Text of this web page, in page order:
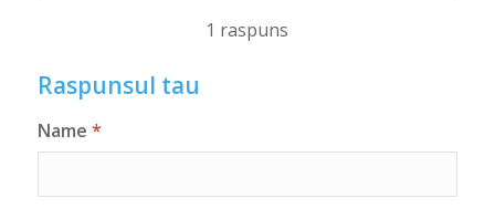
1 raspuns
Raspunsul tau
Name *